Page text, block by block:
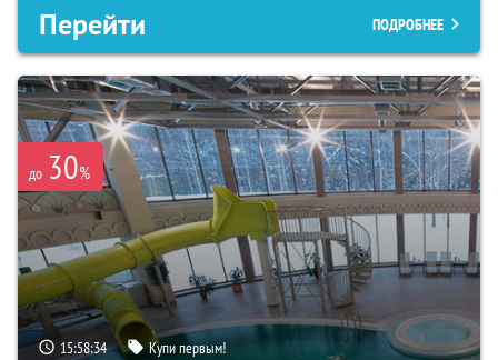
Перейти ПОДРОБНЕЕ
до 30%
15:58:33 Купи первым!